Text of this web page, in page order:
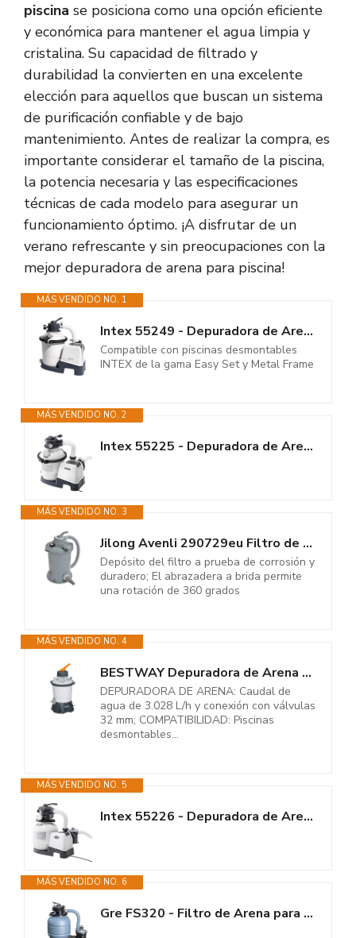
piscina se posiciona como una opción eficiente
y económica para mantener el agua limpia y
cristalina. Su capacidad de filtrado y
durabilidad la convierten en una excelente
elección para aquellos que buscan un sistema
de purificación confiable y de bajo
mantenimiento. Antes de realizar la compra, es
importante considerar el tamaño de la piscina,
la potencia necesaria y las especificaciones
técnicas de cada modelo para asegurar un
funcionamiento óptimo. ¡A disfrutar de un
verano refrescante y sin preocupaciones con la
mejor depuradora de arena para piscina!
MÁS VENDIDO NO. 1
Intex 55249 - Depuradora de Arena Krystal Clear 3.500 L/H, depuradora...
Compatible con piscinas desmontables
INTEX de la gama Easy Set y Metal Frame
MÁS VENDIDO NO. 2
Intex 55225 - Depuradora de Arena Krystal Clear 5.700 L/H, depuradora...
MÁS VENDIDO NO. 3
Jilong Avenli 290729eu Filtro de Arena para Piscina 3000 L/H, 30 x 30 x 35...
Depósito del filtro a prueba de corrosión y
duradero; El abrazadera a brida permite
una rotación de 360 grados
MÁS VENDIDO NO. 4
BESTWAY Depuradora de Arena Flowclear de 3.028 L/h 30,6x30,6x62 cm Blanco
DEPURADORA DE ARENA: Caudal de
agua de 3.028 L/h y conexión con válvulas
32 mm; COMPATIBILIDAD: Piscinas
desmontables...
MÁS VENDIDO NO. 5
Intex 55226 - Depuradora de Arena Krystal Clear 7.900 L/H, depuradora...
MÁS VENDIDO NO. 6
Gre FS320 - Filtro de Arena para Piscina incluye Pre-filtro. Para Piscinas...